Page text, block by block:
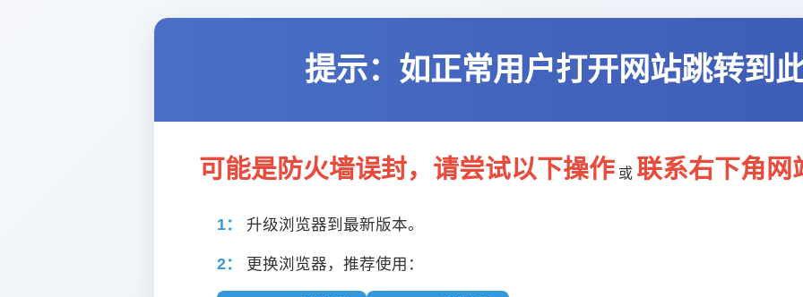
提示：如正常用户打开网站跳转到
可能是防火墙误封，请尝试以下操作 或 联系右下角网
1： 升级浏览器到最新版本。
2： 更换浏览器，推荐使用：